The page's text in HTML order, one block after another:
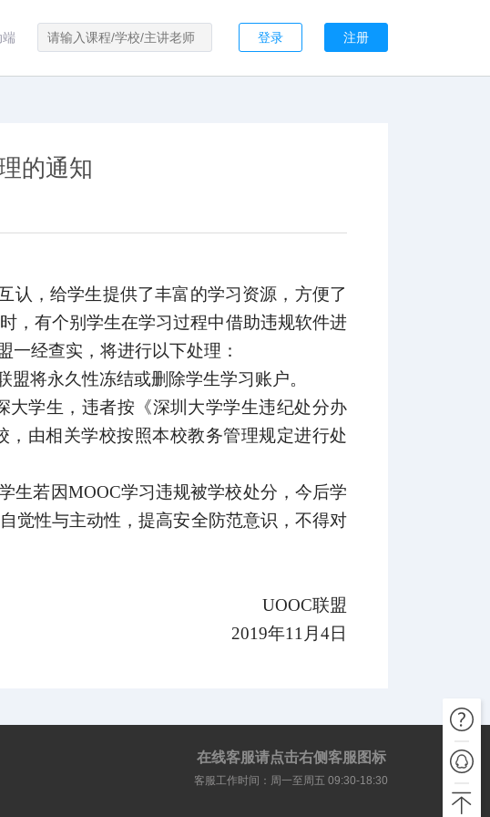
端 登录 注册
的通知
认，给学生提供了丰富的学习资源，方便了
，有个别学生在学习过程中借助违规软件进
一经查实，将进行以下处理：
盟将永久性冻结或删除学生学习账户。
大学生，违者按《深圳大学学生违纪处分办
，由相关学校按照本校教务管理规定进行处
生若因MOOC学习违规被学校处分，今后学
觉性与主动性，提高安全防范意识，不得对
UOOC联盟
2019年11 月 4日
在线客服请点击右侧客服图标
客服工作时间：周一至周五 09:30-18:30